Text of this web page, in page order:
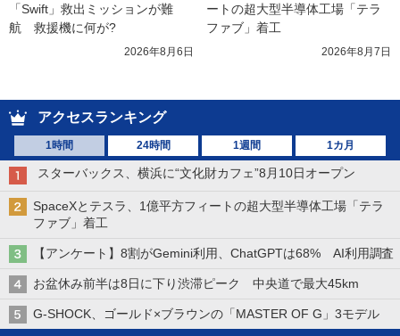
「Swift」救出ミッションが難
航　救援機に何が?
2026年8月6日
ートの超大型半導体工場「テラ
ファブ」着工
2026年8月7日
アクセスランキング
1時間 24時間 1週間 1カ月
スターバックス、横浜に“文化財カフェ”8月10日オープン
SpaceXとテスラ、1億平方フィートの超大型半導体工場「テラ
ファブ」着工
【アンケート】8割がGemini利用、ChatGPTは68% AI利用調査
お盆休み前半は8日に下り渋滞ピーク 中央道で最大45km
G-SHOCK、ゴールド×ブラウンの「MASTER OF G」3モデル